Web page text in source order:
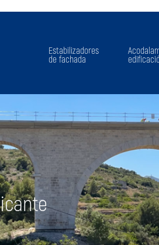
Estabilizadores
de fachada